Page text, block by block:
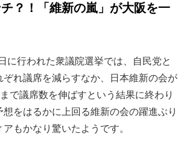
？！「維新の嵐」が大阪を一
に行われた衆議院選挙では、自民党と
ぞれ議席を減らすなか、日本維新の会が
で議席数を伸ばすという結果に終わり
想をはるかに上回る維新の会の躍進ぶり
もかなり驚いたようです。